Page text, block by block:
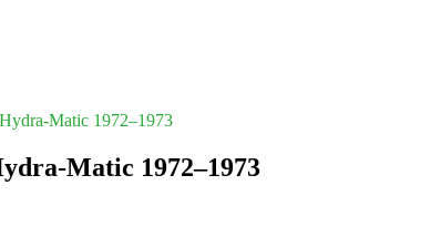
Matic 1972–1973
Matic 1972–1973